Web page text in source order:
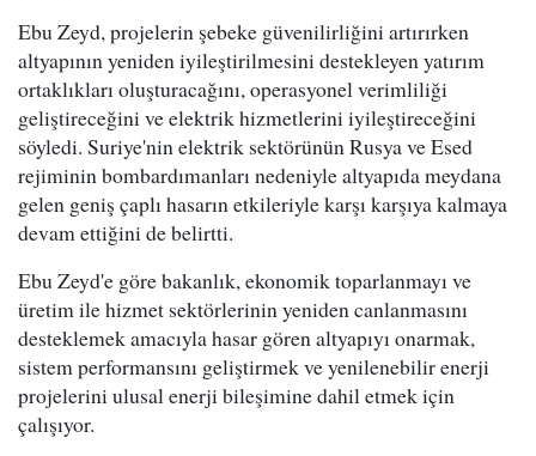
Ebu Zeyd, projelerin şebeke güvenilirliğini artırırken
altyapının yeniden iyileştirilmesini destekleyen yatırım
ortaklıkları oluşturacağını, operasyonel verimliliği
geliştireceğini ve elektrik hizmetlerini iyileştireceğini
söyledi. Suriye'nin elektrik sektörünün Rusya ve Esed
rejiminin bombardımanları nedeniyle altyapıda meydana
gelen geniş çaplı hasarın etkileriyle karşı karşıya kalmaya
devam ettiğini de belirtti.
Ebu Zeyd'e göre bakanlık, ekonomik toparlanmayı ve
üretim ile hizmet sektörlerinin yeniden canlanmasını
desteklemek amacıyla hasar gören altyapıyı onarmak,
sistem performansını geliştirmek ve yenilenebilir enerji
projelerini ulusal enerji bileşimine dahil etmek için
çalışıyor.